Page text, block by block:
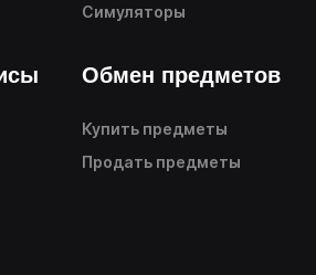
Симуляторы
Обмен предметов
Купить предметы
Продать предметы